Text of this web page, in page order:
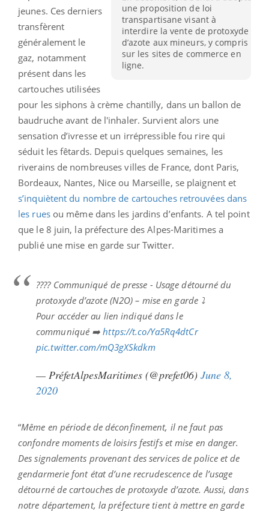
une proposition de loi
transpartisane visant à
interdire la vente de protoxyde
d’azote aux mineurs, y compris
sur les sites de commerce en
ligne.
jeunes. Ces derniers
transfèrent
généralement le
gaz, notamment
présent dans les
cartouches utilisées
pour les siphons à crème chantilly, dans un ballon de
baudruche avant de l'inhaler. Survient alors une
sensation d’ivresse et un irrépressible fou rire qui
séduit les fêtards. Depuis quelques semaines, les
riverains de nombreuses villes de France, dont Paris,
Bordeaux, Nantes, Nice ou Marseille, se plaignent et
s’inquiètent du nombre de cartouches retrouvées dans
les ruesou même dans les jardins d’enfants. A tel point
que le 8 juin, la préfecture des Alpes-Maritimes a
publié une mise en garde sur Twitter.
???? Communiqué de presse - Usage détourné du
protoxyde d’azote (N2O) – mise en garde ⤵️
Pour accéder au lien indiqué dans le
communiqué ➡️https://t.co/Ya5Rq4dtCr
pic.twitter.com/mQ3gXSkdkm
— PréfetAlpesMaritimes (@prefet06) June 8,
2020
“Même en période de déconfinement, il ne faut pas
confondre moments de loisirs festifs et mise en danger.
Des signalements provenant des services de police et de
gendarmerie font état d’une recrudescence de l’usage
détourné de cartouches de protoxyde d’azote. Aussi, dans
notre département, la préfecture tient à mettre en garde